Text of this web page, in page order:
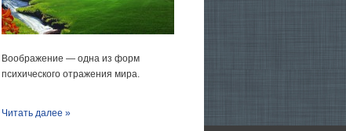
Воображение — одна из форм
психического отражения мира.
Читать далее »